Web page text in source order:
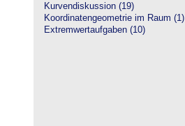
Kurvendiskussion (19)
Koordinatengeometrie im Raum (1)
Extremwertaufgaben (10)